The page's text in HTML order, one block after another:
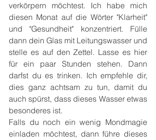
verkörpern möchtest. Ich habe mich
diesen Monat auf die Wörter "Klarheit"
und "Gesundheit" konzentriert. Fülle
dann dein Glas mit Leitungswasser und
stelle es auf den Zettel. Lasse es hier
für ein paar Stunden stehen. Dann
darfst du es trinken. Ich empfehle dir,
dies ganz achtsam zu tun, damit du
auch spürst, dass dieses Wasser etwas
besonderes ist.
Falls du noch ein wenig Mondmagie
einladen möchtest, dann führe dieses